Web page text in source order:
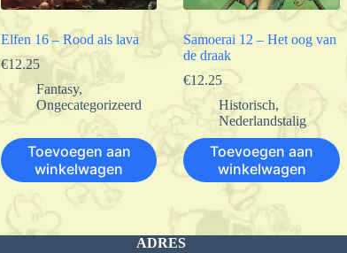
Elfen 16 – Rood als lava
€12.25
Fantasy,
Ongecategorizeerd
Toevoegen aan
winkelwagen
Samoerai 12 – Het oog van
de draak
€12.25
Historisch,
Nederlandstalig
Toevoegen aan
winkelwagen
ADRES